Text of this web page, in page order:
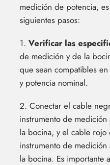
medición de potencia,
siguientes pasos:
1. Verificar las
de medición y de la
que sean compatibles
y potencia nominal.
2. Conectar el cable
instrumento de
la bocina, y el cable rojo
instrumento de
la bocina. Es importante